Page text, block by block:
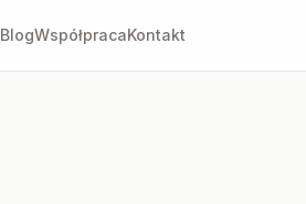
BlogWspółpracaKontakt